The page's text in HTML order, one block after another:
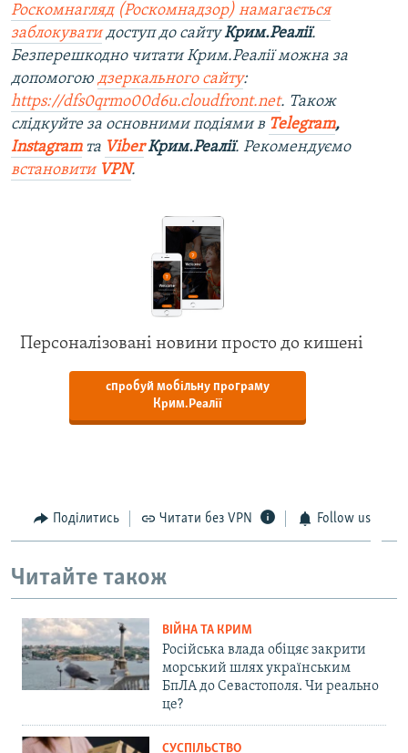
Роскомнагляд (Роскомнадзор) намагається
заблокуватидоступ до сайтуКрим.Реалії.
Безперешкодно читати Крим.Реалії можна за
допомогою дзеркального сайту:
https://dfs0qrmo00d6u.cloudfront.net. Також
слідкуйте за основними подіями в Telegram,
Instagramта ViberКрим.Реалії. Рекомендуємо
встановити VPN.
Персоналізовані новини просто до кишені
спробуй мобільну програму
Крим.Реалії
Поділитись Читати без VPN Follow us
Читайте також
ВІЙНА ТА КРИМ
Російська влада обіцяє закрити
морський шлях українським
БпЛА до Севастополя. Чи реально
це?
СУСПІЛЬСТВО